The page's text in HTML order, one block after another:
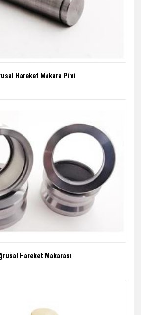
Hareket Makara Pimi
Hareket Makarası